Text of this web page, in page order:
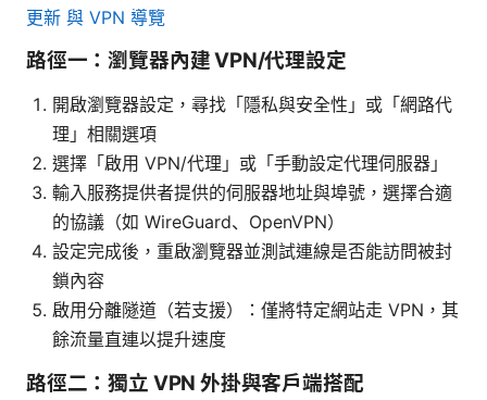
更新 與 VPN 導覽
路徑一：瀏覽器內建 VPN/代理設定
開啟瀏覽器設定，尋找「隱私與安全性」或「網路代
理」相關選項
選擇「啟用 VPN/代理」或「手動設定代理伺服器」
輸入服務提供者提供的伺服器地址與埠號，選擇合適
的協議（如 WireGuard、OpenVPN）
設定完成後，重啟瀏覽器並測試連線是否能訪問被封
鎖內容
啟用分離隧道（若支援）：僅將特定網站走 VPN，其
餘流量直連以提升速度
路徑二：獨立 VPN 外掛與客戶端搭配